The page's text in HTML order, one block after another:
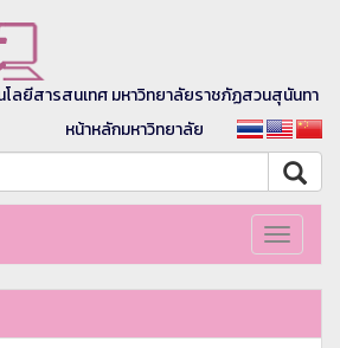
โลยีสารสนเทศ มหาวิทยาลัยราชภัฏสวนสุนันทา
หน้าหลักมหาวิทยาลัย
Toggle